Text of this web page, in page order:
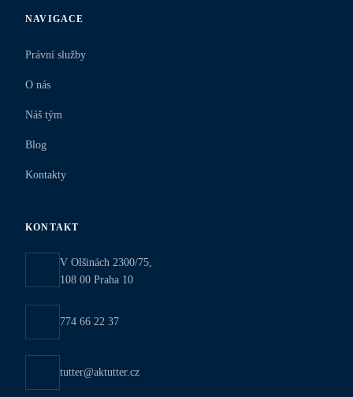
NAVIGACE
Právní služby
O nás
Náš tým
Blog
Kontakty
KONTAKT
V Olšinách 2300/75,
108 00 Praha 10
774 66 22 37
tutter@aktutter.cz